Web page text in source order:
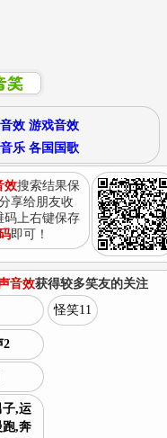
效 游戏音效
乐 各国国歌
效搜索结果保
享给朋友收
码上右键保存
即可！
音效获得较多笑友的关注
怪笑11
2
,运
跑,奔